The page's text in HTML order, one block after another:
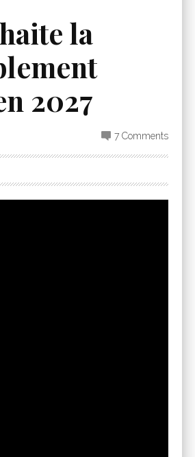
la
2027
7 Comments